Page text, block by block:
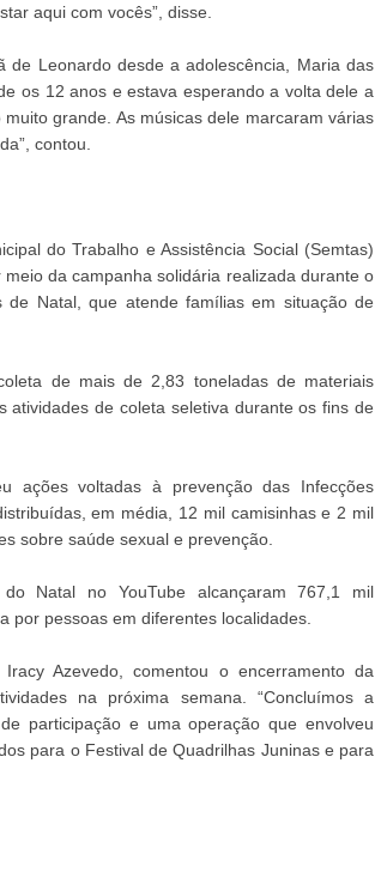
aqui com vocês”, disse.
Leonardo desde a adolescência, Maria das
os 12 anos e estava esperando a volta dele a
grande. As músicas dele marcaram várias
contou.
do Trabalho e Assistência Social (Semtas)
da campanha solidária realizada durante o
de Natal, que atende famílias em situação de
de mais de 2,83 toneladas de materiais
atividades de coleta seletiva durante os fins de
ações voltadas à prevenção das Infecções
em média, 12 mil camisinhas e 2 mil
sobre saúde sexual e prevenção.
Natal no YouTube alcançaram 767,1 mil
por pessoas em diferentes localidades.
Azevedo, comentou o encerramento da
na próxima semana. “Concluímos a
participação e uma operação que envolveu
para o Festival de Quadrilhas Juninas e para